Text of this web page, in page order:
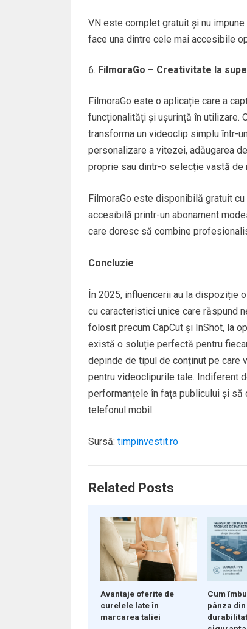
VN este complet gratuit și nu
face una dintre cele mai accesibile
FilmoraGo – Creativitate la
FilmoraGo este o aplicație care a
funcționalități și ușurință în utilizare.
transforma un videoclip simplu într-
personalizare a vitezei, adăugarea
proprie sau dintr-o selecție vastă de
FilmoraGo este disponibilă gratuit
accesibilă printr-un abonament
care doresc să combine
Concluzie
În 2025, influencerii au la dispoziție
cu caracteristici unice care răspund
folosit precum CapCut și InShot, la
există o soluție perfectă pentru
depinde de tipul de conținut pe
pentru videoclipurile tale. Indiferent
performanțele în fața publicului și
telefonul mobil.
Sursă: timpinvestit.ro
Related Posts
Avantaje oferite de
curelele late în
marcarea taliei
Cum
pânza